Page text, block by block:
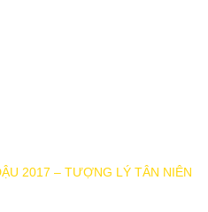
2017 – TƯỢNG LÝ TÂN NIÊN